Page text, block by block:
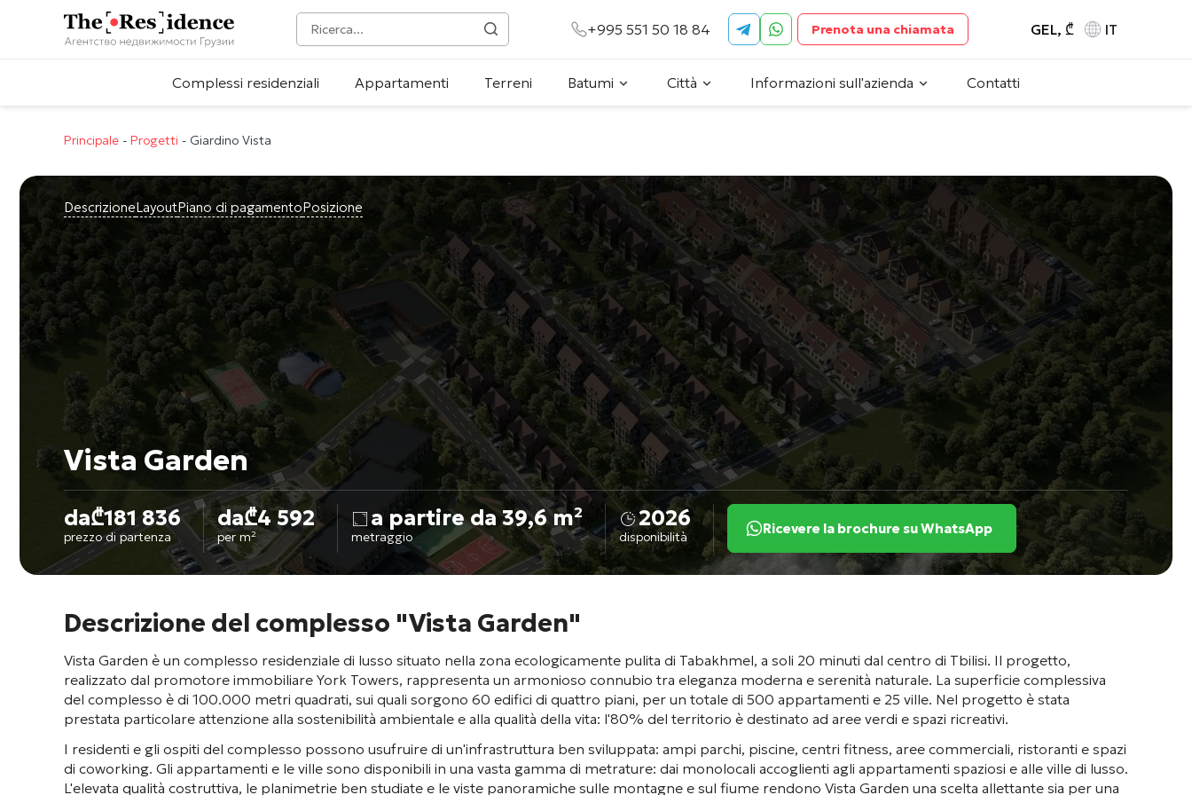
+995 551 50 18 84 Prenota una chiamata GEL, ₾ IT
Complessi residenziali Appartamenti Terreni Batumi Città Informazioni sull'azienda Contatti
Principale - Progetti - Giardino Vista
DescrizioneLayoutPiano di pagamentoPosizione
Vista Garden
da₾181 836
prezzo di partenza
da₾4 592
per m²
a partire da 39,6 m²
metraggio
2026
disponibilità Ricevere la brochure su WhatsApp
Descrizione del complesso "Vista Garden"
Vista Garden è un complesso residenziale di lusso situato nella zona ecologicamente pulita di Tabakhmel, a soli 20 minuti dal centro di Tbilisi. Il progetto,
realizzato dal promotore immobiliare York Towers, rappresenta un armonioso connubio tra eleganza moderna e serenità naturale. La superficie complessiva
del complesso è di 100.000 metri quadrati, sui quali sorgono 60 edifici di quattro piani, per un totale di 500 appartamenti e 25 ville. Nel progetto è stata
prestata particolare attenzione alla sostenibilità ambientale e alla qualità della vita: l'80% del territorio è destinato ad aree verdi e spazi ricreativi.
I residenti e gli ospiti del complesso possono usufruire di un'infrastruttura ben sviluppata: ampi parchi, piscine, centri fitness, aree commerciali, ristoranti e spazi
di coworking. Gli appartamenti e le ville sono disponibili in una vasta gamma di metrature: dai monolocali accoglienti agli appartamenti spaziosi e alle ville di lusso.
L'elevata qualità costruttiva, le planimetrie ben studiate e le viste panoramiche sulle montagne e sul fiume rendono Vista Garden una scelta allettante sia per una